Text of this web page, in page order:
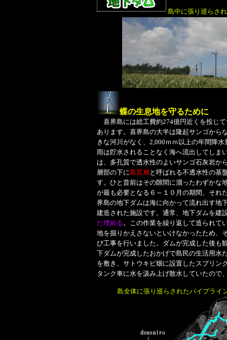
島中に張り巡らさ
蝶の生息地を守るために
喜界島には総工費約274億円近くを投じ
あります。喜界島の大半は隆起サンゴから
きな河川がなく、2,000ｍｍ以上の年間降
雨は貯水されることなく海へ流出してしま
は、多孔質で透水性のよいサンゴ石灰岩か
層部の下に島尻層と呼ばれる不透水性の基
す。ひと昔前はその隙間に溜ったわずかな
が最も必要となる６～１０月の期間、それ
界島の地下ダムは海に向かって流れ出す地
建造された施設です。通常、地下ダムを
た埋める。この作業を繰り返して造られて
地を掘りかえさないといけなかったため、
び工事を行いました。ダムが完成した後も
下ダムが完成したおかげで島民の生活用水
を敷き、サトウキビ畑に設置したスプリン
タンク車に水を汲み上げ散水していたので
島全体に張り巡らされたパイプライ